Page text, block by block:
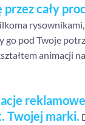
cały
go pod Twoje
animacji
Twojej marki.